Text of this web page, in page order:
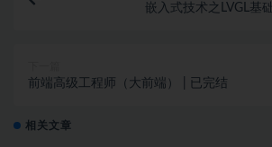
嵌入式技术之LVGL基
前端高级工程师（大前端） | 已完结
相关文章